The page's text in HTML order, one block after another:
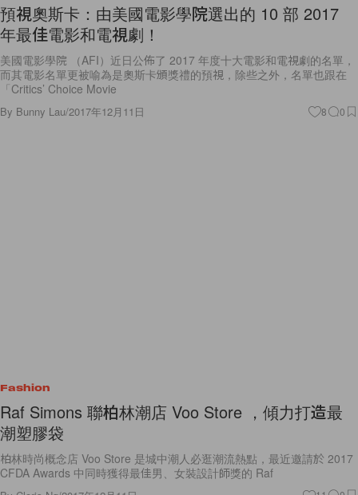
預視奧斯卡：由美國電影學院選出的 10 部 2017
年最佳電影和電視劇！
美國電影學院 （AFI）近日公佈了 2017 年度十大電影和電視劇的名單，
而其電影名單更被喻為是奧斯卡頒獎禮的預視，除些之外，名單也跟在
「Critics’ Choice Movie
By Bunny Lau/2017年12月11日 8 0
Fashion
Raf Simons 聯柏林潮店 Voo Store ，傾力打造最
潮塑膠袋
柏林時尚概念店 Voo Store 是城中潮人必逛潮流熱點，最近邀請於 2017
CFDA Awards 中同時獲得最佳男、女裝設計師獎的 Raf